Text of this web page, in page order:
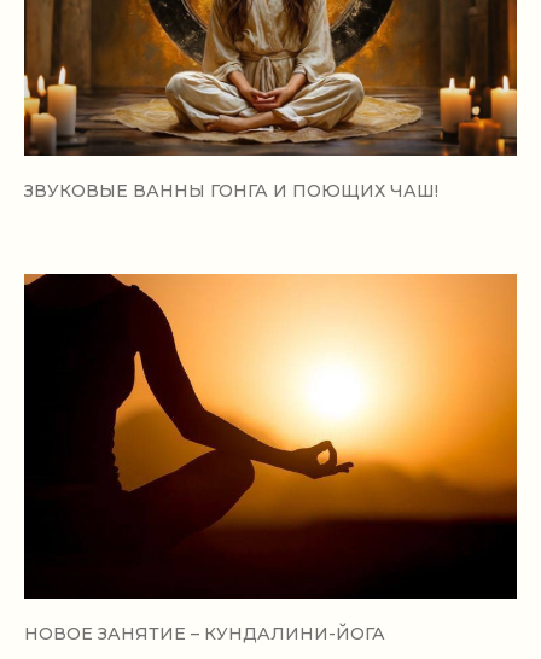
ЗВУКОВЫЕ ВАННЫ ГОНГА И ПОЮЩИХ ЧАШ!
НОВОЕ ЗАНЯТИЕ – КУНДАЛИНИ-ЙОГА